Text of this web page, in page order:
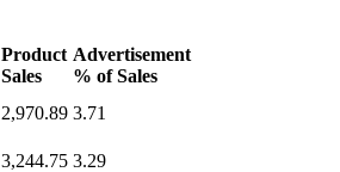
Product
Sales
Advertisement
% of Sales
2,970.89 3.71
3,244.75 3.29